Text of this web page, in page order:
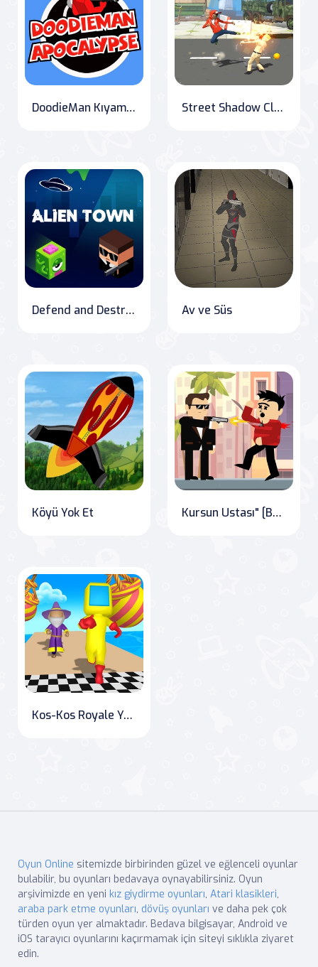
DoodieMan Kıyamet Street Shadow Classic Fighter
Defend and Destroy: Alien Town Av ve Süs
Köyü Yok Et Kursun Ustası" [Bullet Master]
Kos-Kos Royale Yarışması
Oyun Online sitemizde birbirinden güzel ve eğlenceli oyunlar
bulabilir, bu oyunları bedavaya oynayabilirsiniz. Oyun
arşivimizde en yeni kız giydirme oyunları, Atari klasikleri,
araba park etme oyunları, dövüş oyunları ve daha pek çok
türden oyun yer almaktadır. Bedava bilgisayar, Android ve
iOS tarayıcı oyunlarını kaçırmamak için siteyi sıklıkla ziyaret
edin.